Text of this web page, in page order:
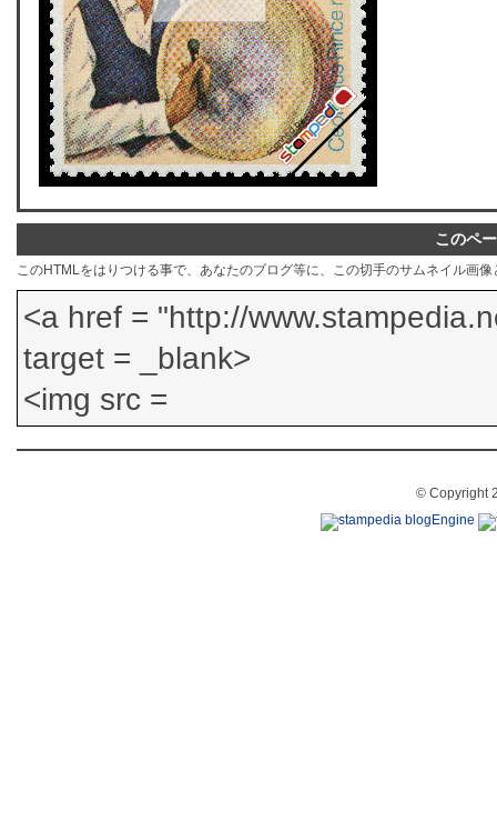
このペ
このHTMLをはりつける事で、あなたのブログ等に、この切手のサムネイル画
© Copyright